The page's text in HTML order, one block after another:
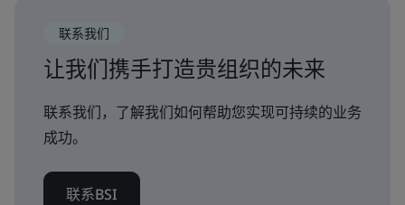
联系我们
让我们携手打造贵组织的未来
联系我们，了解我们如何帮助您实现可持续的业务
成功。
联系BSI